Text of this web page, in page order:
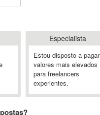
Especialista
Estou disposto a pagar
valores mais elevados
para freelancers
experientes.